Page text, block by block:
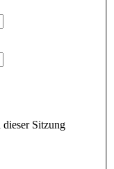
Sitzung